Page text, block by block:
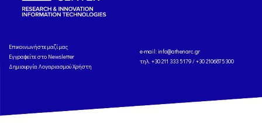
Eπικοινωνήστε μαζί μας
Εγγραφείτε στο Newsletter
Δημιουργία Λογαριασμού Χρήστη
e-mail: info@athenarc.gr
τηλ. +30 211 333 5179 / +30 2106875300